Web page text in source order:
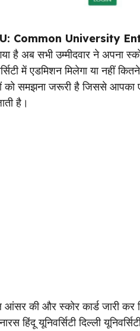
Common University
है अब सभी उम्मीदवार ने अपना
में एडमिशन मिलेगा या नहीं
को समझना जरूरी है जिससे आपका
है।
की और स्कोर कार्ड जारी कर
हिंदू यूनिवर्सिटी दिल्ली